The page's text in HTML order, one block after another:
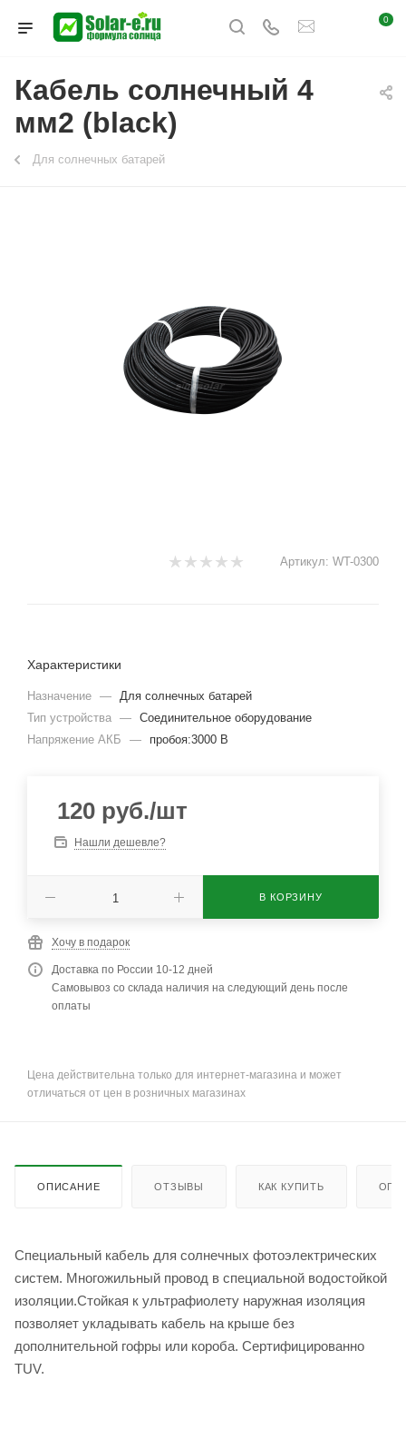
0
Кабель солнечный 4
мм2 (black)
Для солнечных батарей
Артикул: WT-0300
Характеристики
Назначение — Для солнечных батарей
Тип устройства — Соединительное оборудование
Напряжение АКБ
— пробоя:3000 В
120 руб./шт
Нашли дешевле?
В КОРЗИНУ
Хочу в подарок
Доставка по России 10-12 дней
Самовывоз со склада наличия на следующий день после
оплаты
Цена действительна только для интернет-магазина и может
отличаться от цен в розничных магазинах
ОПИСАНИЕ ОТЗЫВЫ КАК КУПИТЬ
Специальный кабель для солнечных фотоэлектрических
систем. Многожильный провод в специальной водостойкой
изоляции.Стойкая к ультрафиолету наружная изоляция
позволяет укладывать кабель на крыше без
дополнительной гофры или короба. Сертифицированно
TUV.